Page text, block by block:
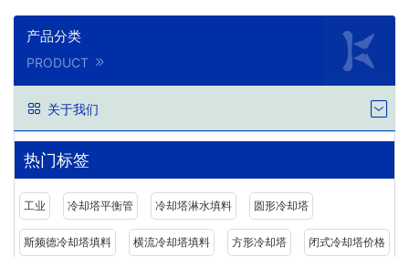
产品分类
PRODUCT
关于我们
热门标签
工业 冷却塔平衡管 冷却塔淋水填料 圆形冷却塔
斯频德冷却塔填料 横流冷却塔填料 方形冷却塔 闭式冷却塔价格